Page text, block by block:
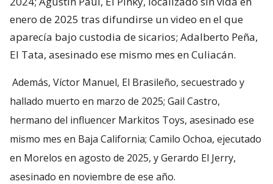
enero de 2025 tras difundirse un video en el que
aparecía bajo custodia de sicarios; Adalberto Peña,
El Tata, asesinado ese mismo mes en Culiacán.
Además, Víctor Manuel, El Brasileño, secuestrado y
hallado muerto en marzo de 2025; Gail Castro,
hermano del influencer Markitos Toys, asesinado ese
mismo mes en Baja California; Camilo Ochoa, ejecutado
en Morelos en agosto de 2025, y Gerardo El Jerry,
asesinado en noviembre de ese año.